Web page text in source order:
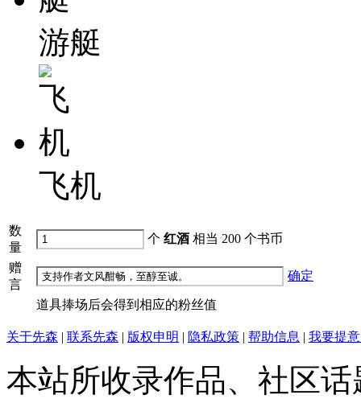
游艇
飞机
数
量
个 红酒 相当 200 个书币
赠
言
确定
道具捧场后会得到相应的粉丝值
关于先森 | 联系先森 | 版权申明 | 隐私政策 | 帮助信息 | 我要提
本站所收录作品、社区